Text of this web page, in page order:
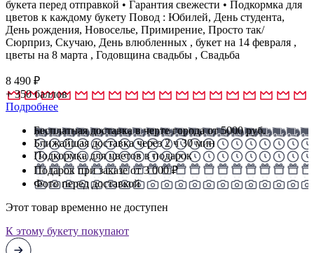
букета перед отправкой • Гарантия свежести • Подкормка для
цветов к каждому букету Повод : Юбилей, День студента,
День рождения, Новоселье, Примирение, Просто так/
Сюрприз, Скучаю, День влюбленных , букет на 14 февраля ,
цветы на 8 марта , Годовщина свадьбы , Свадьба
8 490 ₽
+350баллов
Подробнее
Бесплатная доставка в черте города от 5000 руб.
Ближайшая доставка через 2 ч 30 мин
Подкормка для цветов в подарок
Подарок при заказе от 3 000 ₽
Фото перед доставкой
Этот товар временно не доступен
К этому букету покупают